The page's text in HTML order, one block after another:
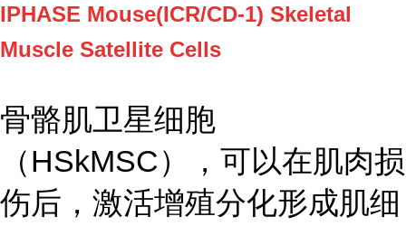
IPHASE Mouse(ICR/CD-1) Skeletal
Muscle Satellite Cells
骨骼肌卫星细胞
（HSkMSC），可以在肌肉损
伤后，激活增殖分化形成肌细